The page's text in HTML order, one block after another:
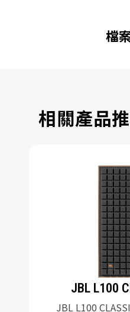
檔
相關產品
JBL L100
JBL L100